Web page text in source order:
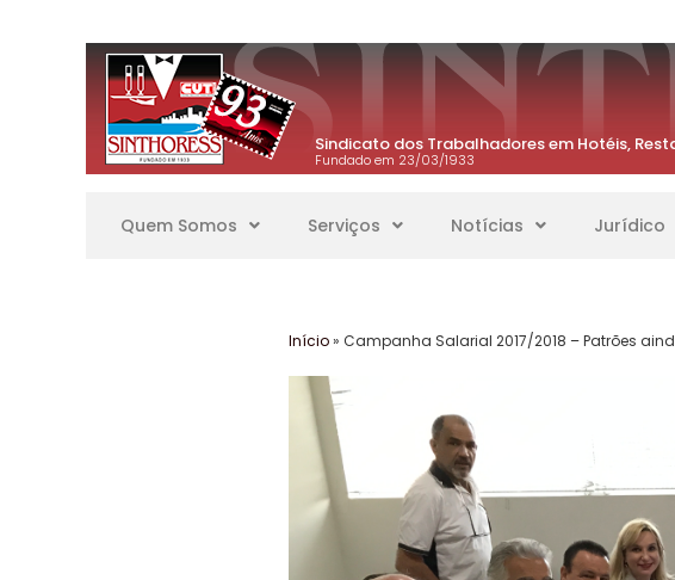
Sindicato dos Trabalhadores em Hotéis,
Fundado em 23/03/1933
Quem Somos Serviços Notícias Jurídico
Início» Campanha Salarial 2017/2018 – Patrões